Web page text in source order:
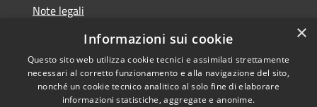
Note legali
Dichiarazione di accessibilità
Copyright © 2026 • Comune di
×
Informazioni sui cookie
Questo sito web utilizza cookie tecnici e assimilati strettamente
necessari al corretto funzionamento e alla navigazione del sito,
nonché un cookie tecnico analitico al solo fine di elaborare
informazioni statistiche, aggregate e anonime.